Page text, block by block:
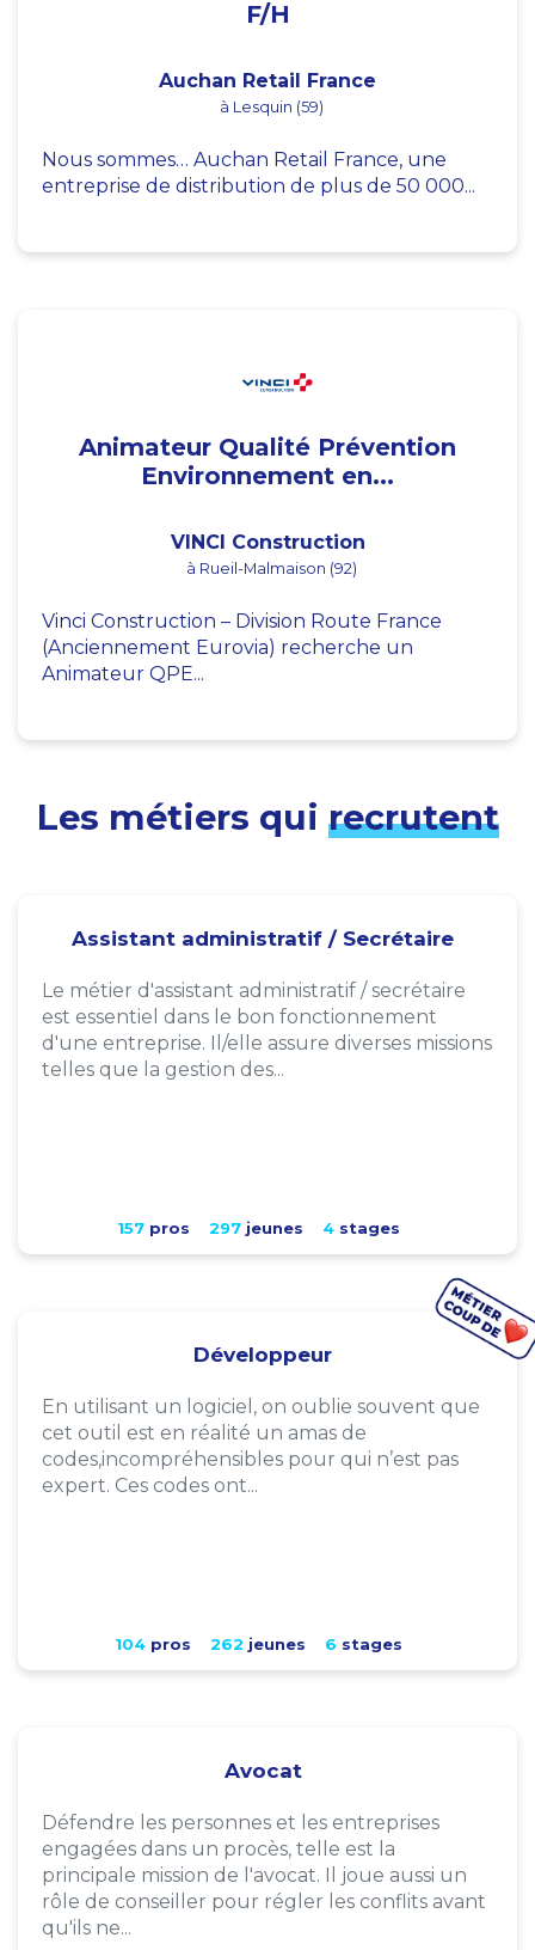
F/H
Auchan Retail France
à Lesquin (59)
Nous sommes… Auchan Retail France, une
entreprise de distribution de plus de 50 000...
Animateur Qualité Prévention
Environnement en...
VINCI Construction
à Rueil-Malmaison (92)
Vinci Construction – Division Route France
(Anciennement Eurovia) recherche un
Animateur QPE...
Les métiers qui recrutent
Assistant administratif / Secrétaire
Le métier d'assistant administratif / secrétaire
est essentiel dans le bon fonctionnement
d'une entreprise. Il/elle assure diverses missions
telles que la gestion des...
157pros 297jeunes 4stages
Développeur
En utilisant un logiciel, on oublie souvent que
cet outil est en réalité un amas de
codes,incompréhensibles pour qui n’est pas
expert. Ces codes ont...
104pros 262 jeunes 6 stages
Avocat
Défendre les personnes et les entreprises
engagées dans un procès, telle est la
principale mission de l'avocat. Il joue aussi un
rôle de conseiller pour régler les conflits avant
qu'ils ne...